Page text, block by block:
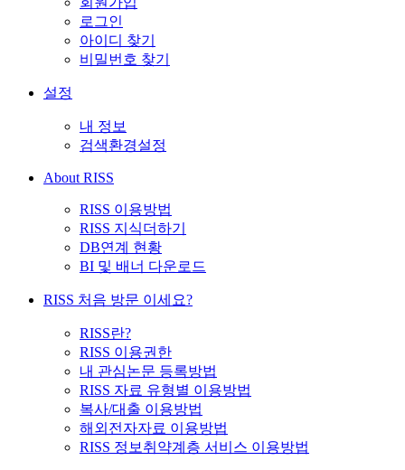
로그인
아이디 찾기
비밀번호 찾기
설정
내 정보
검색환경설정
About RISS
RISS 이용방법
RISS 지식더하기
DB연계 현황
BI 및 배너 다운로드
RISS 처음 방문 이세요?
RISS란?
RISS 이용권한
내 관심논문 등록방법
RISS 자료 유형별 이용방법
복사/대출 이용방법
해외전자자료 이용방법
RISS 정보취약계층 서비스 이용방법